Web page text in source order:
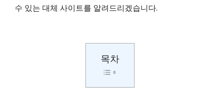
수 있는 대체 사이트를 알려드리겠습니다.
목차